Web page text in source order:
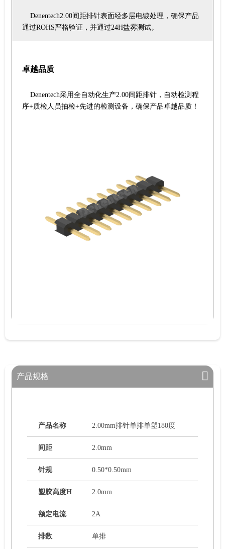
Denentech2.00间距排针表面经多层电镀处理，确保产品
通过ROHS严格验证，并通过24H盐雾测试。
卓越品质
Denentech采用全自动化生产2.00间距排针，自动检测程
序+质检人员抽检+先进的检测设备，确保产品卓越品质！
产品规格
产品名称 2.00mm排针单排单塑180度
间距 2.0mm
针规 0.50*0.50mm
塑胶高度H 2.0mm
额定电流 2A
排数 单排